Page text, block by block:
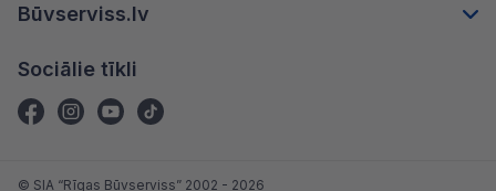
Būvserviss.lv
Sociālie tīkli
© SIA “Rīgas Būvserviss” 2002 - 2026